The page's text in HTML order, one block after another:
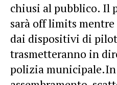
chiusi al pubblico. Il
sarà off limits
dai dispositivi di
trasmetteranno in
polizia municipale.